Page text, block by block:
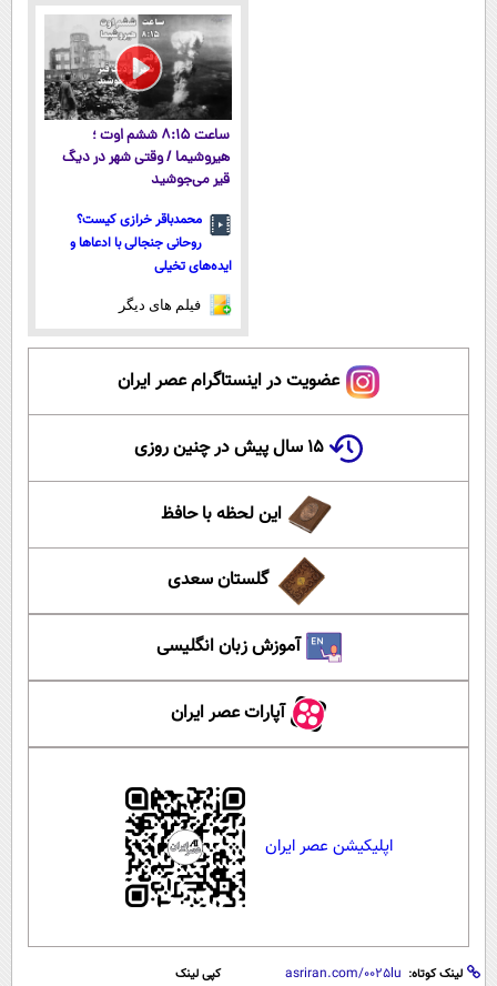
ساعت ۸:۱۵ ششم اوت ؛
هیروشیما / وقتی شهر در دیگ
قیر می‌جوشید
محمدباقر خرازی کیست؟
روحانی جنجالی با ادعاها و
ایده‌های تخیلی
فیلم های دیگر
عضویت در اینستاگرام عصر ایران
۱۵ سال پیش در چنین روزی
این لحظه با حافظ
گلستان سعدی
آموزش زبان انگلیسی
آپارات عصر ایران
اپلیکیشن عصر ایران
لینک کوتاه: کپی لینک